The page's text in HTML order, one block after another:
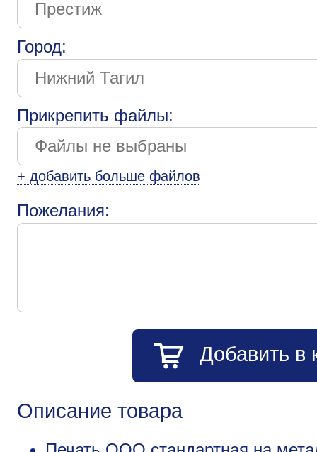
Город:
Прикрепить файлы:
+ добавить больше файлов
Пожелания:
Добавить в
Описание товара